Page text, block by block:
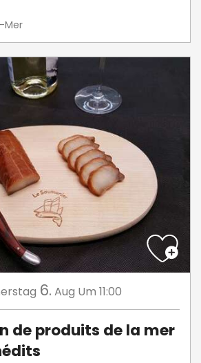
Mer
6. Aug Um 11:00
de produits de la mer